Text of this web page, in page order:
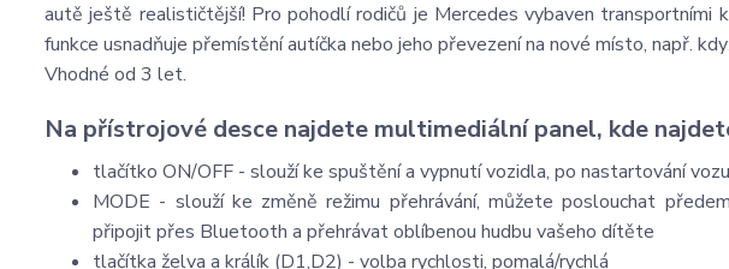
autě ještě realističtější! Pro pohodlí rodičů je Mercedes vybaven transportními
funkce usnadňuje přemístění autíčka nebo jeho převezení na nové místo, např.
Vhodné od 3 let.
Na přístrojové desce najdete multimediální panel, kde
tlačítko ON/OFF - slouží ke spuštění a vypnutí vozidla, po nastartování
MODE - slouží ke změně režimu přehrávání, můžete poslouchat
připojit přes Bluetooth a přehrávat oblíbenou hudbu vašeho dítěte
tlačítka želva a králík (D1,D2) - volba rychlosti, pomalá/rychlá